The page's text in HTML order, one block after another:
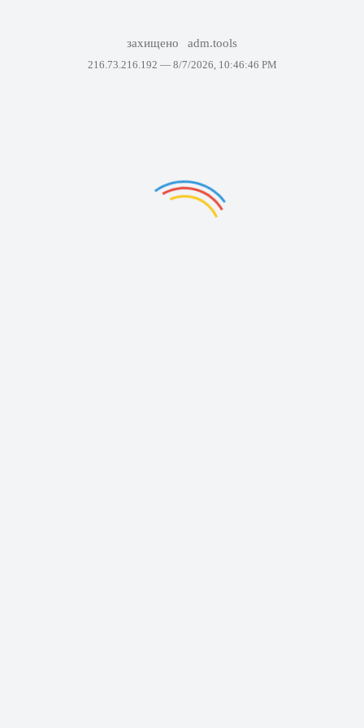
захищено adm.tools
216.73.216.192 — 8/7/2026, 10:46:46 PM